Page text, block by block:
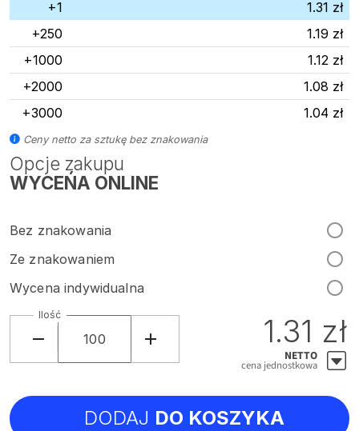
Opcje zakupu
WYCEŃA ONLINE
Bez znakowania
Ze znakowaniem
Wycena indywidualna
+1
1.31 zł
+250
1.19 zł
+1000
1.12 zł
+2000
1.08 zł
+3000
1.04 zł
Ceny netto za sztukę bez znakowania
Ilość 1.31 zł
NETTO
cena jednostkowa
DODAJ DO KOSZYKA